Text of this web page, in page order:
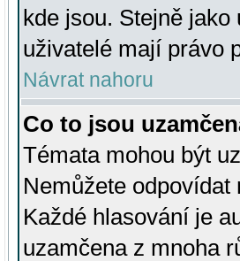
kde jsou. Stejně
uživatelé mají právo
Návrat nahoru
Co to jsou
Témata mohou být
Nemůžete
Každé hlasování je
uzamčena z mnoha